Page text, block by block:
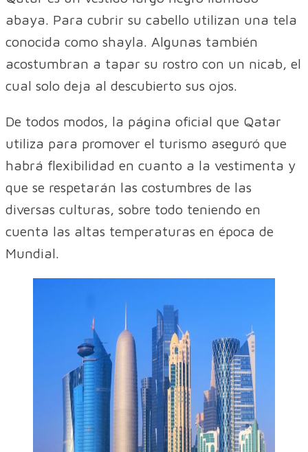
abaya. Para cubrir su cabello utilizan una tela
conocida como shayla. Algunas también
acostumbran a tapar su rostro con un nicab, el
cual solo deja al descubierto sus ojos.
De todos modos, la página oficial que Qatar
utiliza para promover el turismo aseguró que
habrá flexibilidad en cuanto a la vestimenta y
que se respetarán las costumbres de las
diversas culturas, sobre todo teniendo en
cuenta las altas temperaturas en época de
Mundial.